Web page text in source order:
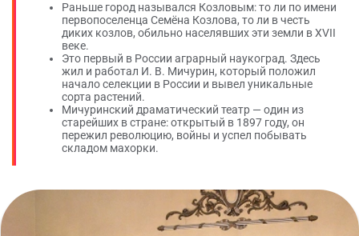
Раньше город назывался Козловым: то ли по имени
первопоселенца Семёна Козлова, то ли в честь
диких козлов, обильно населявших эти земли в XVII
веке.
Это первый в России аграрный наукоград. Здесь
жил и работал И. В. Мичурин, который положил
начало селекции в России и вывел уникальные
сорта растений.
Мичуринский драматический театр — один из
старейших в стране: открытый в 1897 году, он
пережил революцию, войны и успел побывать
складом махорки.